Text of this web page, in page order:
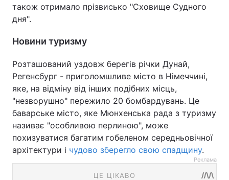
також отримало прізвисько "Сховище Судного
дня".
Новини туризму
Розташований уздовж берегів річки Дунай,
Регенсбург - приголомшливе місто в Німеччині,
яке, на відміну від інших подібних місць,
"незворушно" пережило 20 бомбардувань. Це
баварське місто, яке Мюнхенська рада з туризму
називає "особливою перлиною", може
похизуватися багатим гобеленом середньовічної
архітектури і чудово зберегло свою спадщину.
Реклама